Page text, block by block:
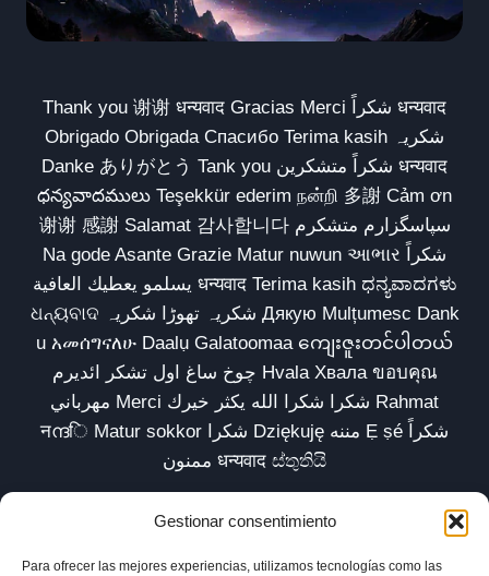
Gestionar consentimiento
Para ofrecer las mejores experiencias, utilizamos tecnologías como las
Thank you 谢谢 धन्यवाद Gracias Merci شكراً धन्यवाद
Obrigado Obrigada Спасибо Terima kasih شکریہ
Danke ありがとう Tank you شكراً متشكرين धन्यवाद
ధన్యవాదములు Teşekkür ederim நன்றி 多謝 Cảm ơn
谢谢 感謝 Salamat 감사합니다 سپاسگزارم متشکرم
Na gode Asante Grazie Matur nuwun આભાર شكراً
يسلمو يعطيك العافية धन्यवाद Terima kasih ಧನ್ಯವಾದಗಳು
ଧନ୍ୟବାଦ شکریہ تھوڑا شکریہ Дякую Mulțumesc Dank
u አመሰግናለሁ Daalụ Galatoomaa ကျေးဇူးတင်ပါတယ်
چوخ ساغ اول تشکر ائدیرم Hvala Хвала ขอบคุณ
مهرباني Merci شكرا شكرا الله يكثر خيرك Rahmat
नന്ദि Matur sokkor شكرا Dziękuję مننه Ẹ ṣé شكراً
ممنون धन्यवाद ස්තුතියි